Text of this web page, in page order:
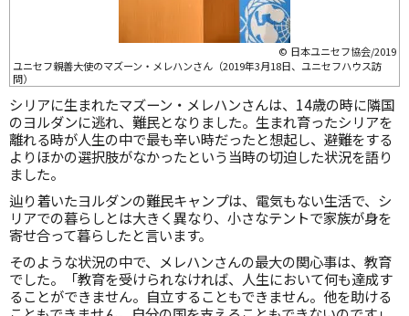
© 日本ユニセフ協会/2019
ユニセフ親善大使のマズーン・メレハンさん（2019年3月18日、ユニセフハウス訪
問）
シリアに生まれたマズーン・メレハンさんは、14歳の時に隣国
のヨルダンに逃れ、難民となりました。生まれ育ったシリアを
離れる時が人生の中で最も辛い時だったと想起し、避難をする
よりほかの選択肢がなかったという当時の切迫した状況を語り
ました。
辿り着いたヨルダンの難民キャンプは、電気もない生活で、シ
リアでの暮らしとは大きく異なり、小さなテントで家族が身を
寄せ合って暮らしたと言います。
そのような状況の中で、メレハンさんの最大の関心事は、教育
でした。「教育を受けられなければ、人生において何も達成す
ることができません。自立することもできません。他を助ける